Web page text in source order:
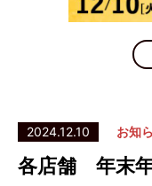
2024.12.10 お知
各店舗 年末